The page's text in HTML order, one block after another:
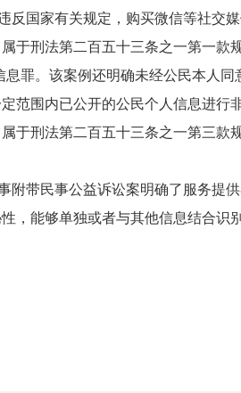
国家有关规定，购买微信等社交
于刑法第二百五十三条之一第一款
罪。该案例还明确未经公民本人同
范围内已公开的公民个人信息进行
于刑法第二百五十三条之一第三款
带民事公益诉讼案明确了服务提
，能够单独或者与其他信息结合识